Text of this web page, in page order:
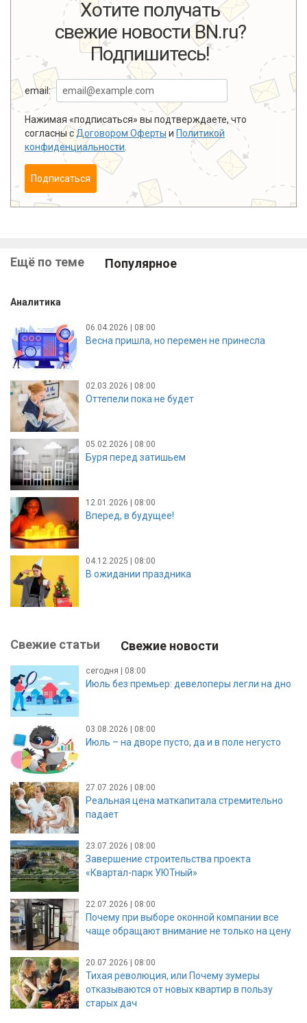
Хотите получать
свежие новости BN.ru?
Подпишитесь!
email:
Нажимая «подписаться» вы подтверждаете, что
согласны сДоговором Оферты и Политикой
конфиденциальности
Подписаться
Ещё по теме Популярное
Аналитика
06.04.2026 | 08:00
Весна пришла, но перемен не принесла
02.03.2026 | 08:00
Оттепели пока не будет
05.02.2026 | 08:00
Буря перед затишьем
12.01.2026 | 08:00
Вперед, в будущее!
04.12.2025 | 08:00
В ожидании праздника
Свежие статьи Свежие новости
сегодня | 08:00
Июль без премьер: девелоперы легли на дно
03.08.2026 | 08:00
Июль – на дворе пусто, да и в поле негусто
27.07.2026 | 08:00
Реальная цена маткапитала стремительно
падает
23.07.2026 | 08:00
Завершение строительства проекта
«Квартал-парк УЮТный»
22.07.2026 | 08:00
Почему при выборе оконной компании все
чаще обращают внимание не только на цену
20.07.2026 | 08:00
Тихая революция, или Почему зумеры
отказываются от новых квартир в пользу
старых дач